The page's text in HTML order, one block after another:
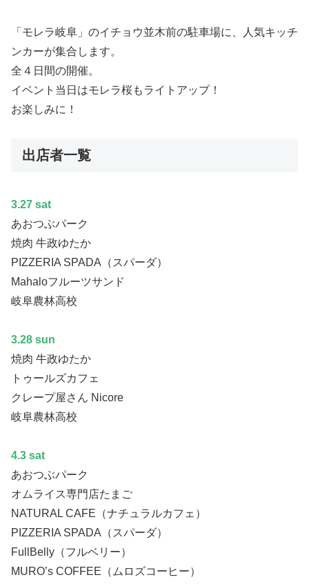
「モレラ岐阜」のイチョウ並木前の駐車場に、人気キッチ
ンカーが集合します。
全４日間の開催。
イベント当日はモレラ桜もライトアップ！
お楽しみに！
出店者一覧
3.27 sat
あおつぶパーク
焼肉 牛政ゆたか
PIZZERIA SPADA（スパーダ）
Mahaloフルーツサンド
岐阜農林高校
3.28 sun
焼肉 牛政ゆたか
トゥールズカフェ
クレープ屋さん Nicore
岐阜農林高校
4.3 sat
あおつぶパーク
オムライス専門店たまご
NATURAL CAFE（ナチュラルカフェ）
PIZZERIA SPADA（スパーダ）
FullBelly（フルベリー）
MURO’s COFFEE（ムロズコーヒー）